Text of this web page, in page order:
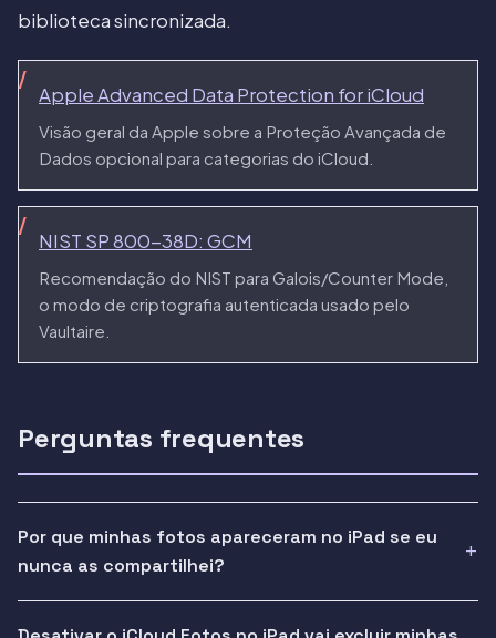
biblioteca sincronizada.
Apple Advanced Data Protection for iCloud
Visão geral da Apple sobre a Proteção Avançada de
Dados opcional para categorias do iCloud.
NIST SP 800-38D: GCM
Recomendação do NIST para Galois/Counter Mode,
o modo de criptografia autenticada usado pelo
Vaultaire.
Perguntas frequentes
Por que minhas fotos apareceram no iPad se eu
nunca as compartilhei?